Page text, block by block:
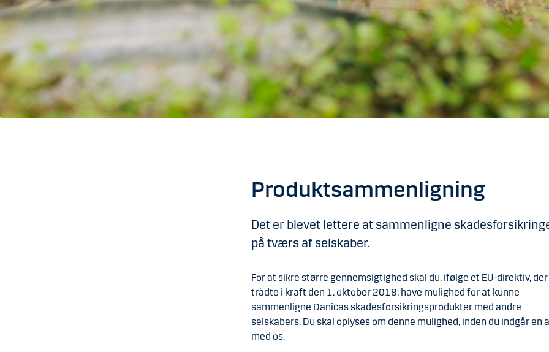
Produktsammenligning
Det er blevet lettere at sammenligne
på tværs af selskaber.
For at sikre større gennemsigtighed skal du, ifølge et EU-direktiv, der
trådte i kraft den 1. oktober 2018, have mulighed for at kunne
sammenligne Danicas skadesforsikringsprodukter med andre
selskabers. Du skal oplyses om denne mulighed, inden du indgår en
med os.